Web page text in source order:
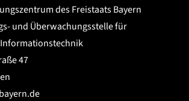
des Freistaats Bayern
und Überwachungsstelle für
47